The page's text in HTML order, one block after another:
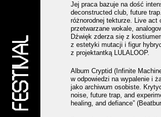
Jej praca bazuje na dość
deconstructed club, future
różnorodnej tekturze. Live act
przetwarzane wokale,
Dźwięk zderza się z
z estetyki mutacji i figur
z projektantką LULALOOP.
Album Cryptid (Infinite
w odpowiedzi na wypalenie i
jako archiwum osobiste.
noise, future trap, and
healing, and defiance”